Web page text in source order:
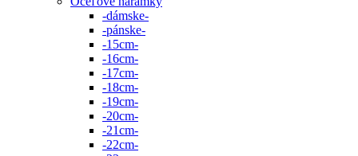
-dámske-
-pánske-
-15cm-
-16cm-
-17cm-
-18cm-
-19cm-
-20cm-
-21cm-
-22cm-